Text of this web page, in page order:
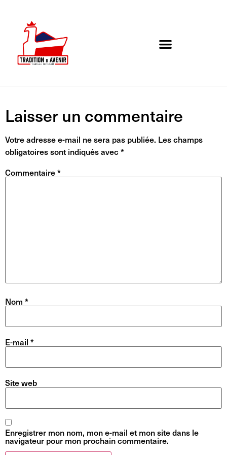
Laisser un commentaire
Votre adresse e-mail ne sera pas publiée. Les champs
obligatoires sont indiqués avec *
Commentaire*
Nom *
E-mail *
Site web
Enregistrer mon nom, mon e-mail et mon site dans le
navigateur pour mon prochain commentaire.